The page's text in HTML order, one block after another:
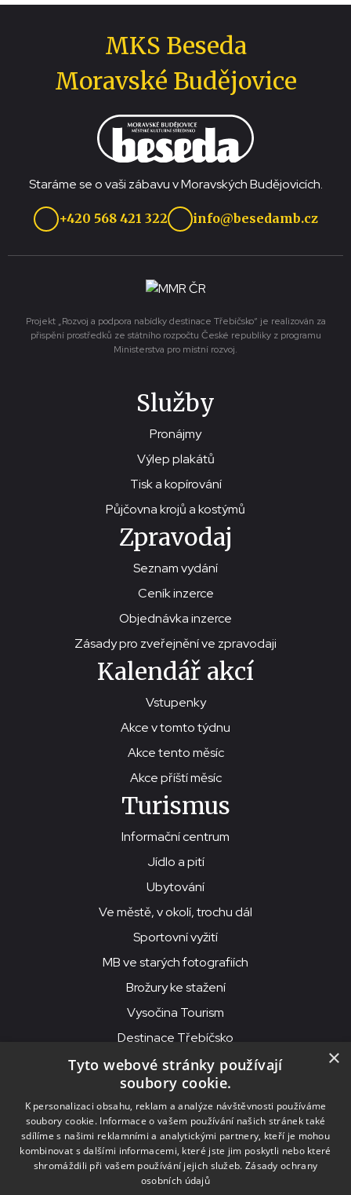
MKS Beseda
Moravské Budějovice
Staráme se o vaši zábavu v Moravských Budějovicích.
+420 568 421 322 info@besedamb.cz
Projekt „Rozvoj a podpora nabídky destinace Třebíčsko“ je realizován za
přispění prostředků ze státního rozpočtu České republiky z programu
Ministerstva pro místní rozvoj.
Služby
Pronájmy
Výlep plakátů
Tisk a kopírování
Půjčovna krojů a kostýmů
Zpravodaj
Seznam vydání
Ceník inzerce
Objednávka inzerce
Zásady pro zveřejnění ve zpravodaji
Kalendář akcí
Vstupenky
Akce v tomto týdnu
Akce tento měsíc
Akce příští měsíc
Turismus
Informační centrum
Jídlo a pití
Ubytování
Ve městě, v okolí, trochu dál
Sportovní vyžití
MB ve starých fotografiích
Brožury ke stažení
Vysočina Tourism
Destinace Třebíčsko
© 2026MKS Beseda Mor. Budějovice
MKS Beseda, příspěvková organizace, Purcnerova 62, 676 02
Moravské Budějovice
IČO: 00091758, DIČ: CZ00091758, ID datové schránky: chjn2kd
×
Tyto webové stránky používají
soubory cookie.
K personalizaci obsahu, reklam a analýze návštěvnosti používáme
soubory cookie. Informace o vašem používání našich stránek také
sdílíme s našimi reklamními a analytickými partnery, kteří je mohou
kombinovat s dalšími informacemi, které jste jim poskytli nebo které
shromáždili při vašem používání jejich služeb. Zásady ochrany
osobních údajů